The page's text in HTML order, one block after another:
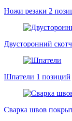
Ножи резаки 2
Двусторонний скотч
Шпатели 1 позиций
Сварка швов